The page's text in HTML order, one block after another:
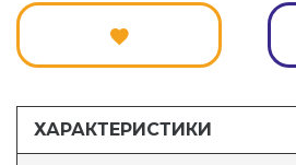
ХАРАКТЕРИСТИКИ